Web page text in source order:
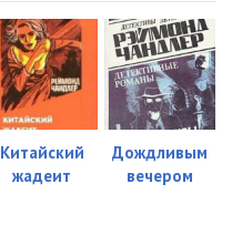
Китайский
жадеит
Дождливым
вечером